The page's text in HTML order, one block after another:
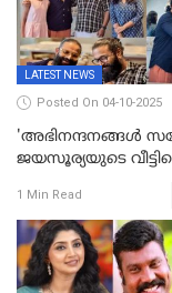
കടുംവെട്ട്
LATEST NEWS
Posted On 04-10-2025
'അഭിനന്ദനങ്ങൾ
ജയസൂര്യയുടെ
ആഘോഷം'
1 Min Read